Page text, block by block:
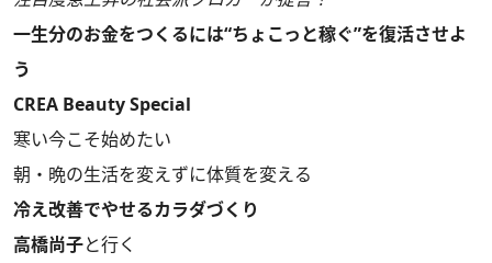
一生分のお金をつくるには“ちょこっと稼ぐ”を復活させよ
う
CREA Beauty Special
寒い今こそ始めたい
朝・晩の生活を変えずに体質を変える
冷え改善でやせるカラダづくり
高橋尚子と行く